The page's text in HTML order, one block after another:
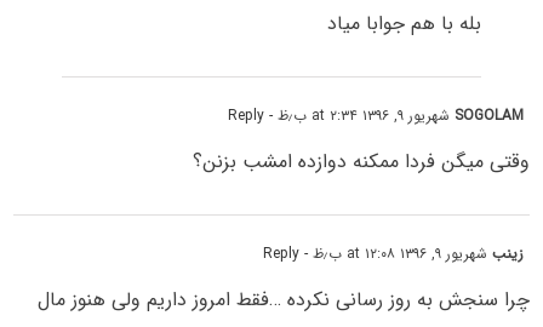
بله با هم جوابا میاد
SOGOLAM شهریور ۹, ۱۳۹۶ at ۲:۳۴ ب٫ظ - Reply
وقتی میگن فردا ممکنه دوازده امشب بزنن؟
زینبشهریور ۹, ۱۳۹۶ at ۱۲:۰۸ ب٫ظ - Reply
چرا سنجش به روز رسانی نکرده …فقط امروز داریم ولی هنوز مال